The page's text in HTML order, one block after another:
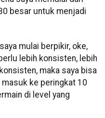
besar untuk menjadi
mulai berpikir, oke,
lebih konsisten, lebih
maka saya bisa
ke peringkat 10
di level yang